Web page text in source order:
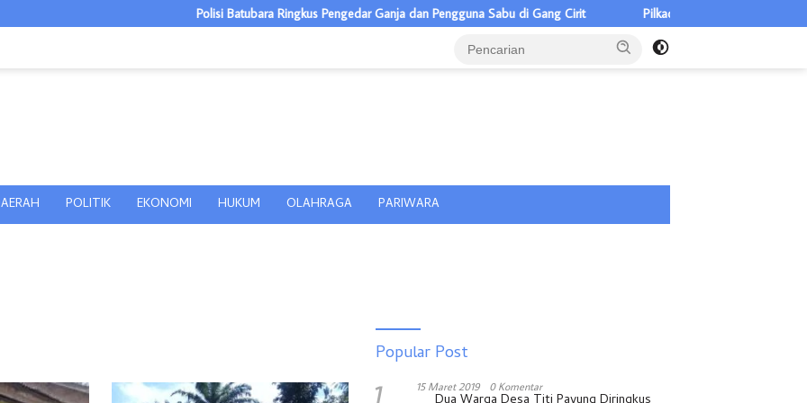
Polisi Batubara Ringkus Pengedar Ganja dan Pengguna Sabu di Gang Cirit Pilkades Pulau Rakyat Tua 5 Calon, Tiga
POLITIK EKONOMI HUKUM OLAHRAGA PARIWARA
Popular Post
15 Maret 2019 0 Komentar